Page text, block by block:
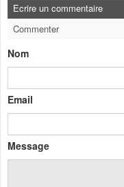
Ecrire un commentaire
Commenter
Nom
Email
Message